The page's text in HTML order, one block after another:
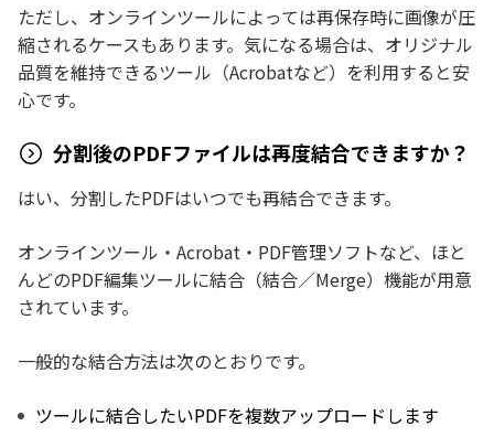
ただし、オンラインツールによっては再保存時に画像が圧
縮されるケースもあります。気になる場合は、オリジナル
品質を維持できるツール（Acrobatなど）を利用すると安
心です。
分割後のPDFファイルは再度結合できますか？
はい、分割したPDFはいつでも再結合できます。
オンラインツール・Acrobat・PDF管理ソフトなど、ほと
んどのPDF編集ツールに結合（結合／Merge）機能が用意
されています。
一般的な結合方法は次のとおりです。
ツールに結合したいPDFを複数アップロードします